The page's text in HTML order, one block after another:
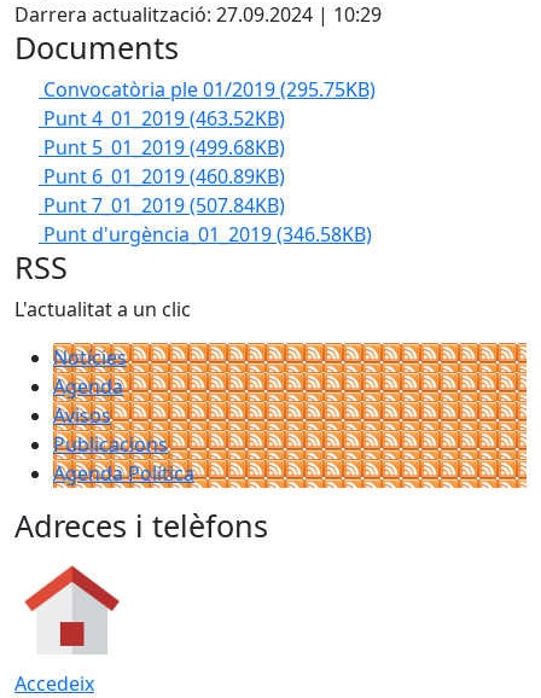
Darrera actualització: 27.09.2024 | 10:29
Documents
Convocatòria ple 01/2019(295.75KB)
Punt 4_01_2019(463.52KB)
Punt 5_01_2019(499.68KB)
Punt 6_01_2019(460.89KB)
Punt 7_01_2019(507.84KB)
Punt d'urgència_01_2019(346.58KB)
RSS
L'actualitat a un clic
Notícies
Agenda
Avisos
Publicacions
Agenda Política
Adreces i telèfons
Accedeix